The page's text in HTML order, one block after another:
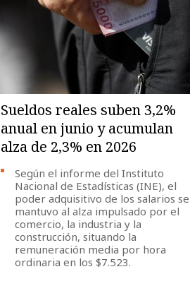
Sueldos reales suben 3,2%
anual en junio y acumulan
alza de 2,3% en 2026
Según el informe del Instituto
Nacional de Estadísticas (INE), el
poder adquisitivo de los salarios se
mantuvo al alza impulsado por el
comercio, la industria y la
construcción, situando la
remuneración media por hora
ordinaria en los $7.523.